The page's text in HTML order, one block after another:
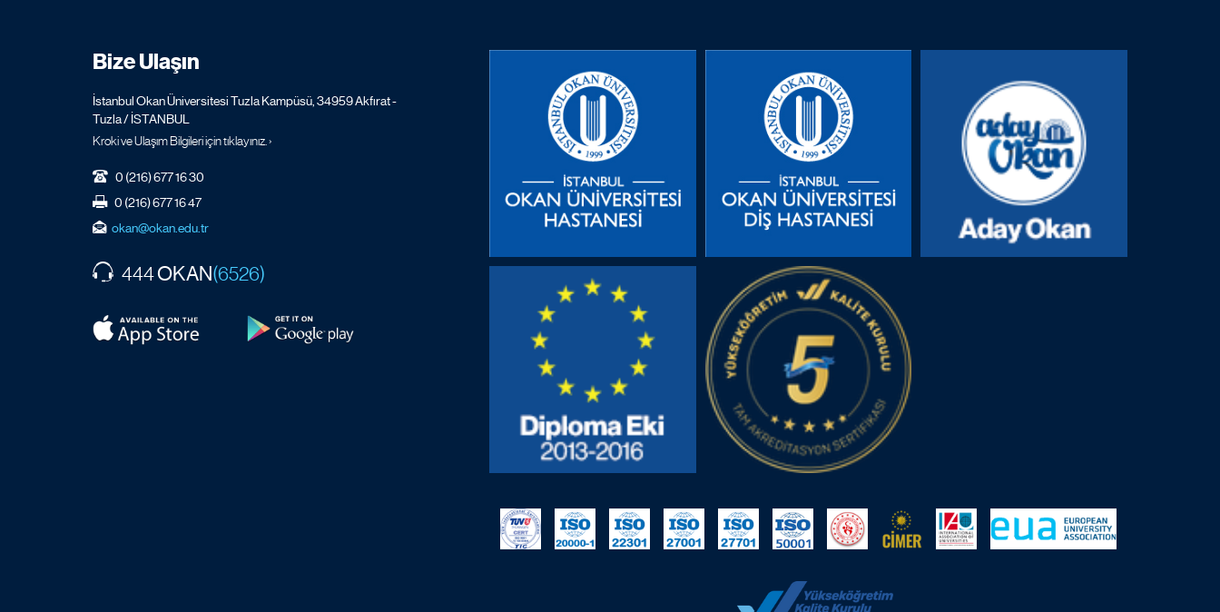
Bize Ulaşın
İstanbul Okan Üniversitesi Tuzla Kampüsü, 34959 Akfırat -
Tuzla / İSTANBUL
Kroki ve Ulaşım Bilgileri için tıklayınız. ›
0 (216) 677 16 30
0 (216) 677 16 47
okan@okan.edu.tr
444OKAN(6526)